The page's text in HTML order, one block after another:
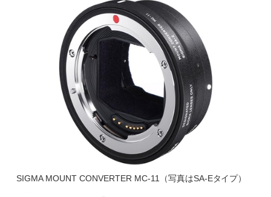
SIGMA MOUNT CONVERTER MC-11（写真はSA-Eタイプ）